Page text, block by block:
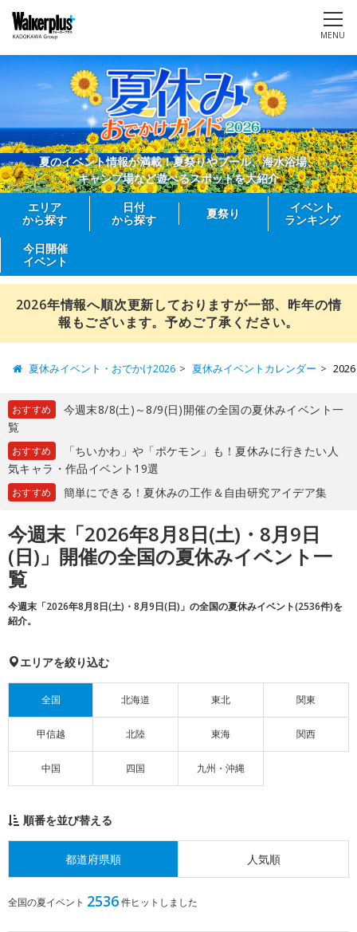
MENU
夏のイベント情報が満載！夏祭りやプール、海水浴場、
キャンプ場など遊べるスポットを大紹介
エリア
から探す
日付
から探す
夏祭り
イベント
ランキング
今日開催
イベント
2026年情報へ順次更新しておりますが一部、昨年の情
報もございます。予めご了承ください。
夏休みイベント・おでかけ2026 夏休みイベントカレンダー
おすすめ
今週末8/8(土)～8/9(日)開催の全国の夏休みイベント一
覧
おすすめ
「ちいかわ」や「ポケモン」も！夏休みに行きたい人
気キャラ・作品イベント19選
おすすめ 簡単にできる！夏休みの工作＆自由研究アイデア集
今週末「2026年8月8日(土)・8月9日
(日)」開催の全国の夏休みイベント一
覧
今週末「2026年8月8日(土)・8月9日(日)」の全国の夏休みイベント(2536件)を
紹介。
エリアを絞り込む
全国 北海道 東北 関東
甲信越 北陸 東海 関西
中国 四国 九州・沖縄
順番を並び替える
都道府県順 人気順
全国の夏イベント 2536件ヒットしました